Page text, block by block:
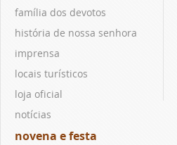
família dos devotos
história de nossa senhora
imprensa
locais turísticos
loja oficial
notícias
novena e festa